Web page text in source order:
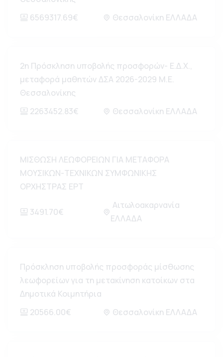
6569317.69€
Θεσσαλονίκη ΕΛΛΑΔΑ
2η Πρόσκληση υποβολής προσφορών- Ε.Δ.Χ.,
μεταφορά μαθητών ΔΣΑ 2026-2029 Μ.Ε.
Θεσσαλονίκης
2263452.83€
Θεσσαλονίκη ΕΛΛΑΔΑ
ΜΙΣΘΩΣΗ ΛΕΩΦΟΡΕΙΩΝ ΓΙΑ ΜΕΤΑΦΟΡΑ
ΜΟΥΣΙΚΩΝ-ΤΕΧΝΙΚΩΝ ΣΥΜΦΩΝΙΚΗΣ
ΟΡΧΗΣΤΡΑΣ ΕΡΤ
3491.70€
Αιτωλοακαρνανία
ΕΛΛΑΔΑ
Πρόσκληση υποβολής προσφοράς μίσθωσης
λεωφορείων για τη μετακίνηση κατοίκων στα
Δημοτικά Κοιμητήρια
20566.00€
Θεσσαλονίκη ΕΛΛΑΔΑ